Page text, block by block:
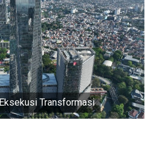
Transformasi